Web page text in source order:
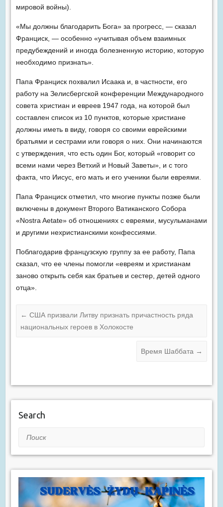
мировой войны).
«Мы должны благодарить Бога» за прогресс, — сказал
Франциск, — особенно «учитывая объем взаимных
предубеждений и иногда болезненную историю, которую
необходимо признать».
Папа Франциск похвалил Исаака и, в частности, его
работу на Зелисбергской конференции Международного
совета христиан и евреев 1947 года, на которой был
составлен список из 10 пунктов, которые христиане
должны иметь в виду, говоря со своими еврейскими
братьями и сестрами или говоря о них. Они начинаются
с утверждения, что есть один Бог, который «говорит со
всеми нами через Ветхий и Новый Заветы», и с того
факта, что Иисус, его мать и его ученики были евреями.
Папа Франциск отметил, что многие пункты позже были
включены в документ Второго Ватиканского Собора
«Nostra Aetate» об отношениях с евреями, мусульманами
и другими нехристианскими конфессиями.
Поблагодарив французскую группу за ее работу, Папа
сказал, что ее члены помогли «евреям и христианам
заново открыть себя как братьев и сестер, детей одного
отца».
← США призвали Литву признать причастность ряда
национальных героев в Холокосте
Время Шаббата →
Search
Поиск